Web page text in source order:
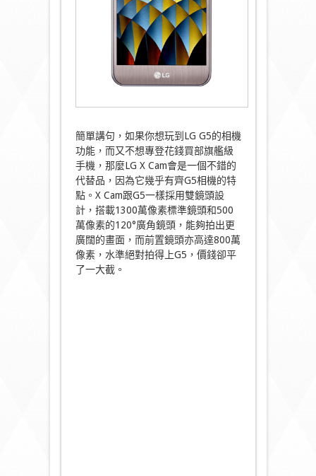
簡單講句，如果你想玩到LG G5的相機
功能，而又不想專登花錢買部旗艦級
手機，那麼LG X Cam會是一個不錯的
代替品，因為它幾乎有齊G5相機的特
點。X Cam跟G5一樣採用雙鏡頭設
計，搭載1300萬像素標準鏡頭和500
萬像素的120°廣角鏡頭，能夠拍出更
廣闊的畫面，而前置鏡頭亦高達800萬
像素，水準絕對拍得上G5，價錢卻平
了一大截。